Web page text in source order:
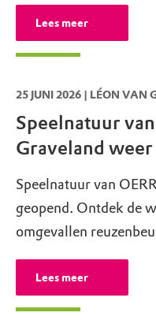
Lees meer
25 JUNI 2026 | LÉON VAN
Speelnatuur
Graveland
Speelnatuur van
geopend. Ontdek de
omgevallen
Lees meer